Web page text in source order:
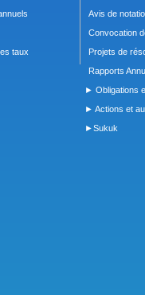
taux
Avis de
Convocation
Projets de
Rapports
► Obligations
► Actions et
►Sukuk